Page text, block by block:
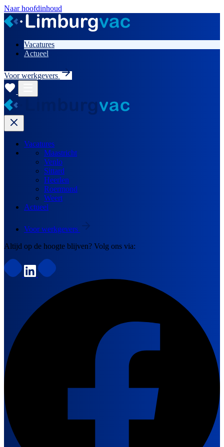
Naar hoofdinhoud
Vacatures
Actueel
Voor werkgevers
Vacatures
Maastricht
Venlo
Sittard
Heerlen
Roermond
Weert
Actueel
Voor werkgevers
Altijd op de hoogte blijven? Volg ons via: